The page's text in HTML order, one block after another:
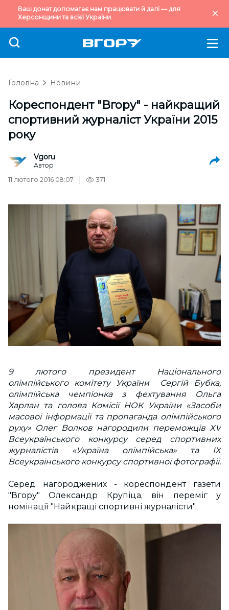
Ваш донат допомагає нам працювати й далі — для
Херсонщини та всієї України.
Головна Новини
Кореспондент "Вгору" - найкращий
спортивний журналіст України 2015
року
Vgoru
Автор
11 лютого 2016 08:07
371
9 лютого президент Національного
олімпійського комітету України Сергій Бубка,
олімпійська чемпіонка з фехтування Ольга
Харлан та голова Комісії НОК України «Засоби
масової інформації та пропаганда олімпійського
руху» Олег Волков нагородили переможців XV
Всеукраїнського конкурсу серед спортивних
журналістів «Україна олімпійська» та IX
Всеукраїнського конкурсу спортивної фотографії.
Серед нагороджених - кореспондент газети
"Вгору" Олександр Крупіца, він переміг у
номінації "Найкращі спортивні журналісти".